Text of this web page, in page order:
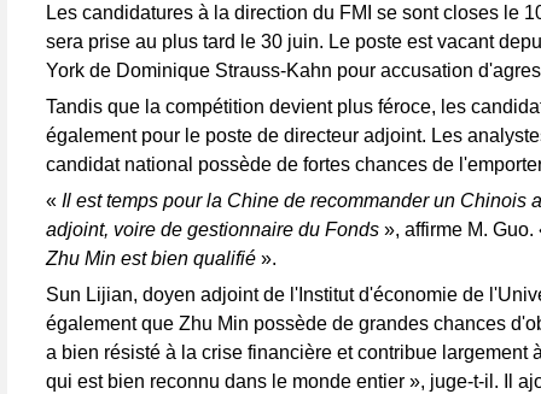
Les candidatures à la direction du FMI se sont closes le
sera prise au plus tard le 30 juin. Le poste est vacant
York de Dominique Strauss-Kahn pour accusation
Tandis que la compétition devient plus féroce, les
également pour le poste de directeur adjoint. Les
candidat national possède de fortes chances de
« Il est temps pour la Chine de recommander un Chinois
adjoint, voire de gestionnaire du Fonds », affirme M.
Zhu Min est bien qualifié ».
Sun Lijian, doyen adjoint de l'Institut d'économie de
également que Zhu Min possède de grandes chances
a bien résisté à la crise financière et contribue largement
qui est bien reconnu dans le monde entier », juge-t-il. Il